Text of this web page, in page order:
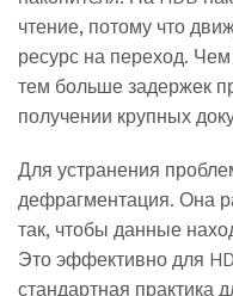
чтение, потому что
ресурс на переход.
тем больше задержек
получении крупных
Для устранения
дефрагментация. Она
так, чтобы данные
Это эффективно для
стандартная практика